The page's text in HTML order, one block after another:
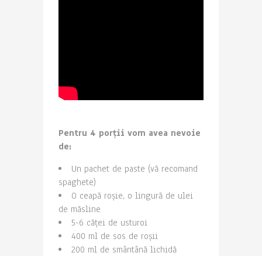
Pentru 4 porții vom avea nevoie
de:
Un pachet de paste (vă recomand
spaghete)
O ceapă roșie, o lingură de ulei
de măsline
5-6 căței de usturoi
400 ml de sos de roșii
200 ml de smântână lichidă